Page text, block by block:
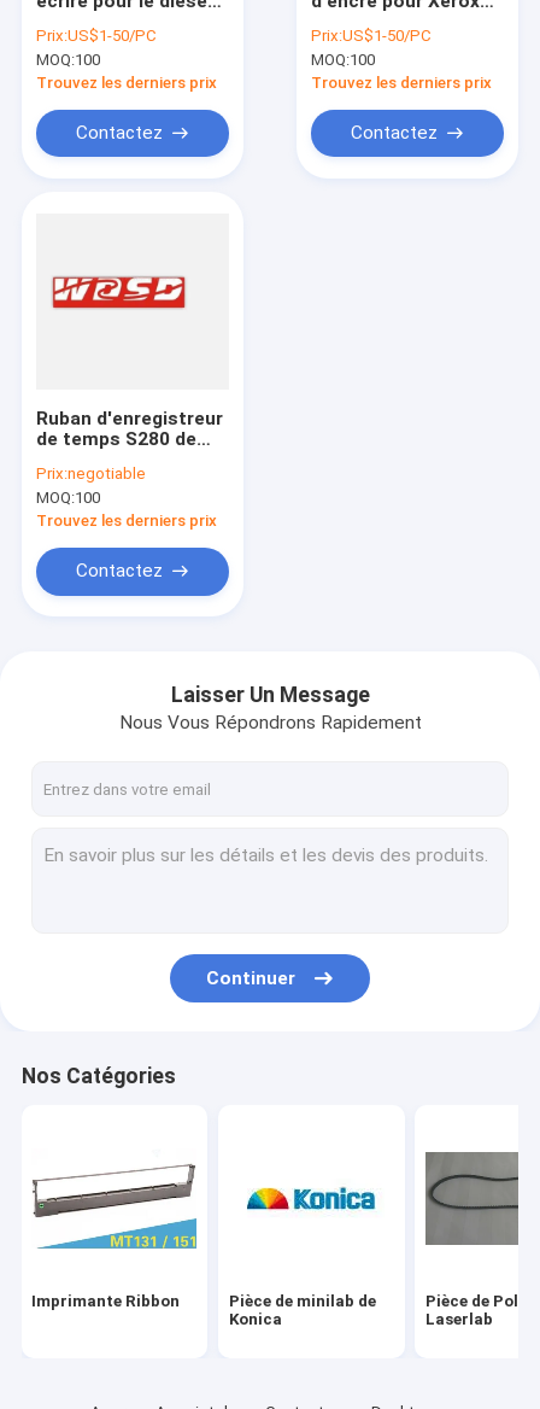
A propos de nous
Demande de soumission
Imprimante Ribbon
Pièce de Poli Laserlab
pièce de minilab
Autres
Triumph Adler
SE6200 SE6800 du
dièse ZX510
Prix:US$1-50/PC
MOQ:100
Trouvez les derniers prix
Contactez
Memorywriter 60 et
6000 (pas
comprenant 6240)
Prix:US$1-50/PC
MOQ:100
Trouvez les derniers prix
Contactez
Ruban d'enregistreur
de temps S280 de
Kp 760
Prix:negotiable
MOQ:100
Trouvez les derniers prix
Contactez
Laisser Un Message
Nous Vous Répondrons Rapidement
Continuer
Nos Catégories
Imprimante Ribbon
Pièce de minilab de
Konica
Pièce de Poli
Laserlab